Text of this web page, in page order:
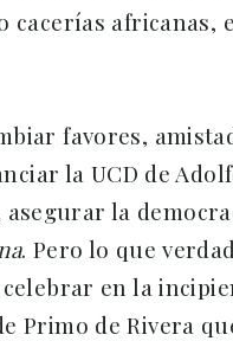
africanas,
favores,
la UCD de
la
. Pero lo que
en la
Primo de Rivera